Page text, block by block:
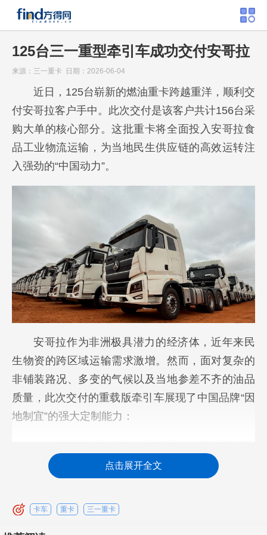
125台三一重型牵引车成功交付安哥拉
来源：三一重卡 日期：2026-06-04
近日，125台崭新的燃油重卡跨越重洋，顺利交
付安哥拉客户手中。此次交付是该客户共计156台采
购大单的核心部分。这批重卡将全面投入安哥拉食
品工业物流运输，为当地民生供应链的高效运转注
入强劲的“中国动力”。
安哥拉作为非洲极具潜力的经济体，近年来民
生物资的跨区域运输需求激增。然而，面对复杂的
非铺装路况、多变的气候以及当地参差不齐的油品
质量，此次交付的重载版牵引车展现了中国品牌“因
地制宜”的强大定制能力：
底盘强化与高通过性专项升级，并对车辆动力及核
心系统进行了专属的定制化调校，确保在泥泞、颠
簸等工况下依然拥有强悍的脱困与承载能力。
点击展开全文
卡车 重卡 三一重卡